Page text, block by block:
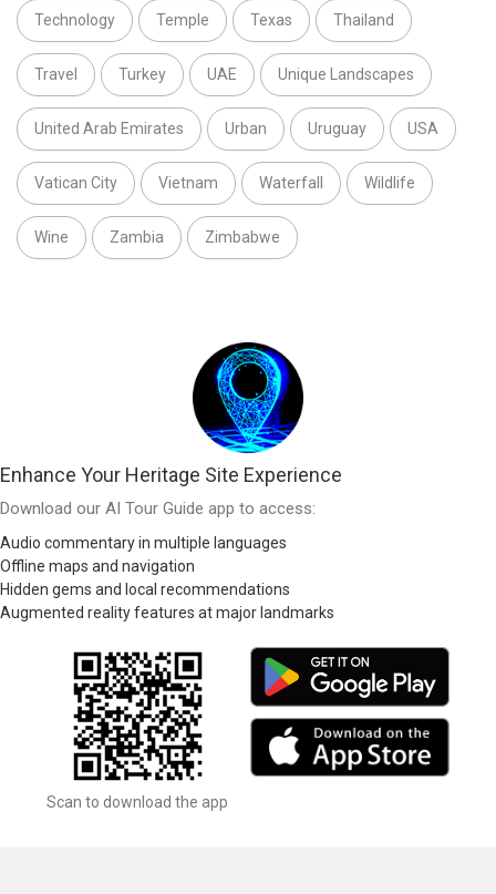
Technology Temple Texas Thailand
Travel Turkey UAE Unique Landscapes
United Arab Emirates Urban Uruguay USA
Vatican City Vietnam Waterfall Wildlife
Wine Zambia Zimbabwe
Enhance Your Heritage Site Experience
Download our AI Tour Guide app to access:
Audio commentary in multiple languages
Offline maps and navigation
Hidden gems and local recommendations
Augmented reality features at major landmarks
Scan to download the app